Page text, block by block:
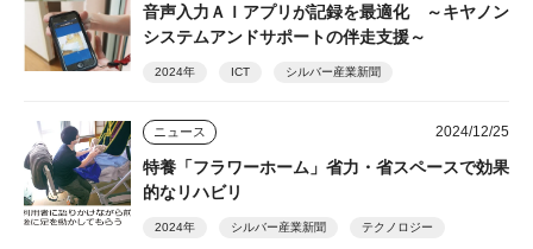
音声入力ＡＩアプリが記録を最適化 ～キヤノン
システムアンドサポートの伴走支援～
2024年 ICT シルバー産業新聞
ニュース 2024/12/25
特養「フラワーホーム」省力・省スペースで効果
的なリハビリ
2024年 シルバー産業新聞 テクノロジー